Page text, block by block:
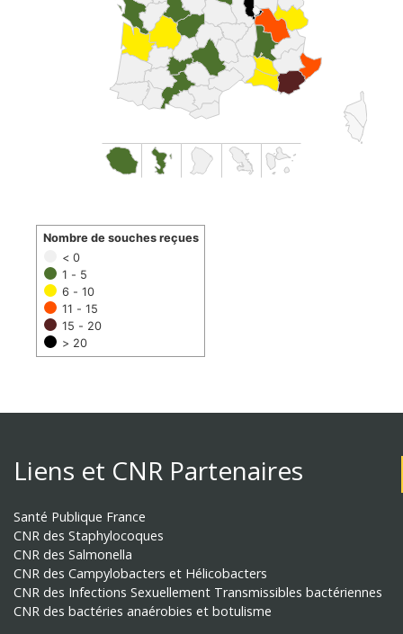
< 0
1 - 5
6 - 10
11 - 15
15 - 20
> 20
Nombre de souches reçues
Liens et CNR Partenaires
Santé Publique France
CNR des Staphylocoques
CNR des Salmonella
CNR des Campylobacters et Hélicobacters
CNR des Infections Sexuellement Transmissibles bactériennes
CNR des bactéries anaérobies et botulisme